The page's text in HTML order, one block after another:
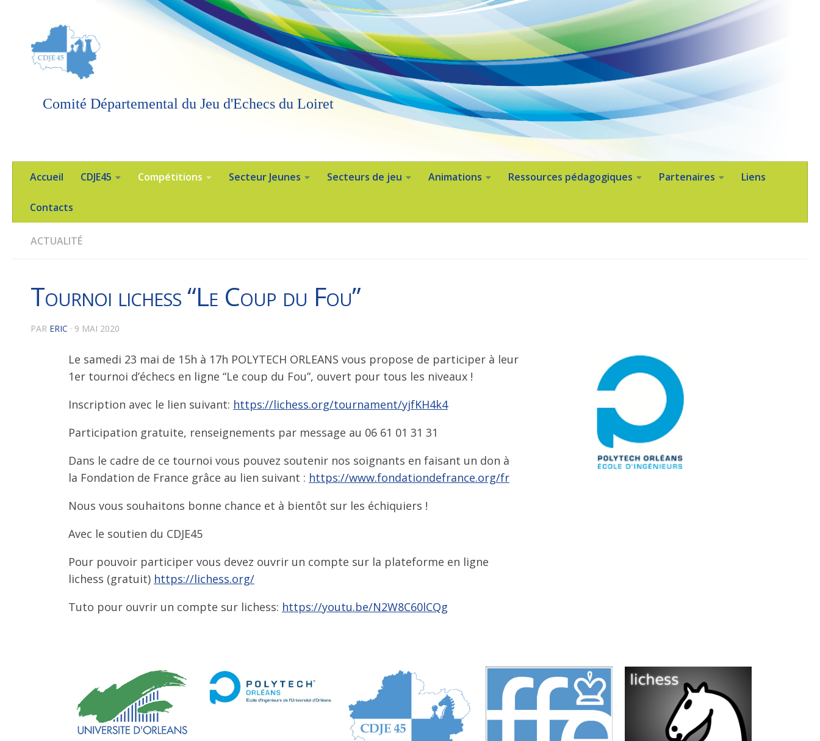
Comité Départemental du Jeu d'Echecs du Loiret
Accueil CDJE45 Compétitions Secteur Jeunes Secteurs de jeu Animations Ressources pédagogiques Partenaires Liens
Contacts
ACTUALITÉ
Tournoi lichess “Le Coup du Fou”
PAR ERIC · 9 MAI 2020
Le samedi 23 mai de 15h à 17h POLYTECH ORLEANS vous propose de participer à leur
1er tournoi d’échecs en ligne “Le coup du Fou”, ouvert pour tous les niveaux !
Inscription avec le lien suivant: https://lichess.org/tournament/yjfKH4k4
Participation gratuite, renseignements par message au 06 61 01 31 31
Dans le cadre de ce tournoi vous pouvez soutenir nos soignants en faisant un don à
la Fondation de France grâce au lien suivant : https://www.fondationdefrance.org/fr
Nous vous souhaitons bonne chance et à bientôt sur les échiquiers !
Avec le soutien du CDJE45
Pour pouvoir participer vous devez ouvrir un compte sur la plateforme en ligne
lichess (gratuit) https://lichess.org/
Tuto pour ouvrir un compte sur lichess: https://youtu.be/N2W8C60lCQg